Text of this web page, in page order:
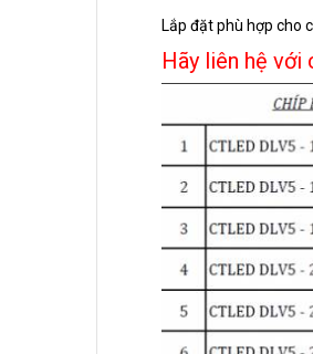
Lắp đặt phù hợp cho
Hãy liên hệ